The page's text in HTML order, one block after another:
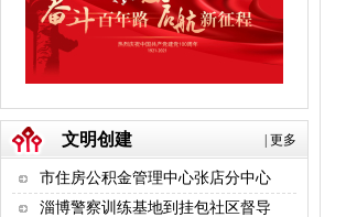
更多
文明创建
市住房公积金管理中心张店分中心
淄博警察训练基地到挂包社区督导